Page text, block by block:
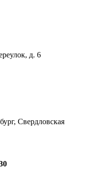
д. 6
Свердловская